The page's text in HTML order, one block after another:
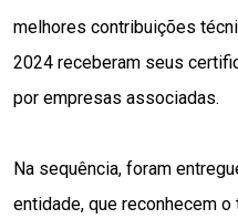
melhores contribuições
2024 receberam seus
por empresas associadas.
Na sequência, foram
entidade, que reconhecem